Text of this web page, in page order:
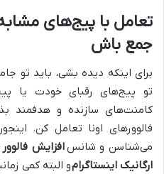
تعامل با پیج‌های
جمع باش
برای اینکه دیده بشی، باید تو
تو پیج‌های رقبای خودت یا
کامنت‌های سازنده و هدفمند
فالوورهای اونا تعامل کن.
می‌شناسن و شانسافزایش فالوور
ارگانیک اینستاگرامو البته کمی